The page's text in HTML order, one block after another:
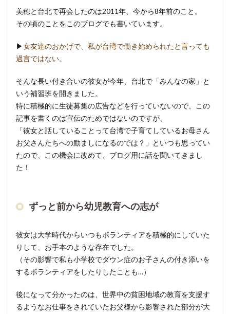
で
「み
んな
家」
とい
習班
を開
きま
し
た。
1.1
ずっ
への
2
彼女
が
「み
の
家」
美穂と台北で再会したのは2011年、今から8年前のこと。
その頃のことをこのブログでも書いています。
▶︎女友達のおかげで、私が台湾で働き始められたと言っても
過言ではない。
そんな長い付き合いの彼女が今年、台北で「みんなの家」と
いう補習班を開きました。
特に積極的に生徒募集の広告などを行っていないので、この
記事を書くのは宣伝のためではないのですが、
「彼女と話していることって台湾で子育てしているお母さん
お父さんたちへの励ましになるのでは？」といつも思ってい
たので、この機会に改めて、ブログ用に話を聞いてきまし
た！
ずっと前から幼児教育への志が
彼女は大学時代からいつもボランティアを積極的にしていた
りして、お手本のような存在でした。
（その影響で私も小学校でダウン症のお子さんの付き添いを
するボランティアをしたりしたことも…）
後になって分かったのは、世界中の貧困地域の教育を支援す
るようなお仕事をされていたお父様から影響された部分が大